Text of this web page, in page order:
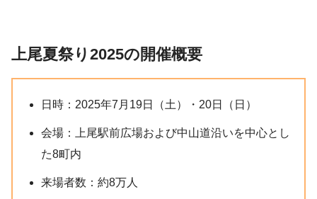
上尾夏祭り2025の開催概要
日時：2025年7月19日（土）・20日（日）
会場：上尾駅前広場および中山道沿いを中心とし
た8町内
来場者数：約8万人